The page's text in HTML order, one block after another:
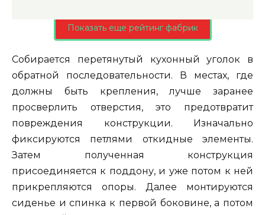
Показать еще рейтинг фабрик
Собирается перетянутый кухонный уголок в
обратной последовательности. В местах, где
должны быть крепления, лучше заранее
просверлить отверстия, это предотвратит
повреждения конструкции. Изначально
фиксируются петлями откидные элементы.
Затем полученная конструкция
присоединяется к поддону, и уже потом к ней
прикрепляются опоры. Далее монтируются
сиденье и спинка к первой боковине, а потом